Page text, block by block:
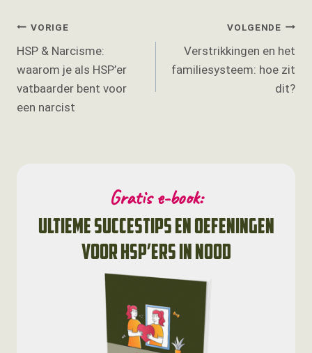
Bericht
navigatie
VORIGE
HSP & Narcisme:
waarom je als HSP’er
vatbaarder bent voor
een narcist
VOLGENDE
Verstrikkingen en het
familiesysteem: hoe zit
dit?
Gratis e-book:
ultieme succestips en oefeningen
voor HSP’ers in nood